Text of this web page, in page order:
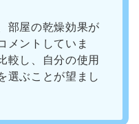
部屋の乾燥効果が
メントしていま
較し、自分の使用
選ぶことが望まし